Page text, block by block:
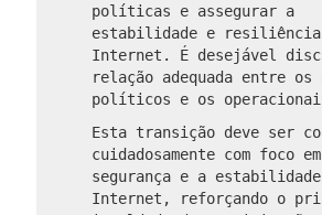
políticas e assegurar a
estabilidade e resiliência
Internet. É desejável
relação adequada entre os
políticos e os
Esta transição deve ser
cuidadosamente com foco
segurança e a
Internet, reforçando o